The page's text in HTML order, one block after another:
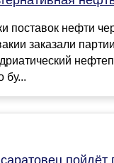
поставок нефти
заказали
бу...
пойдёт